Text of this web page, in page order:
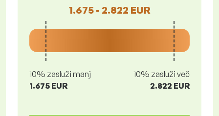
1.675 - 2.822 EUR
10% zasluži manj
1.675 EUR
10% zasluži več
2.822 EUR